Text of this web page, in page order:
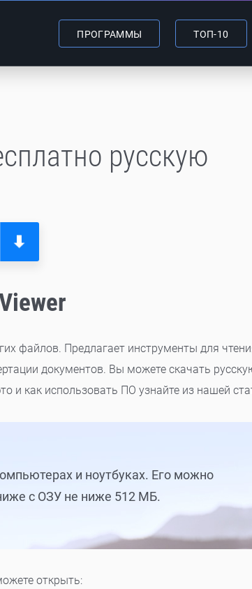
ПРОГРАММЫ ТОП-10
русскую
файлов. Предлагает инструменты для
документов. Вы можете скачать
и как использовать ПО узнайте из нашей
и ноутбуках. Его можно
с ОЗУ не ниже 512 МБ.
открыть: